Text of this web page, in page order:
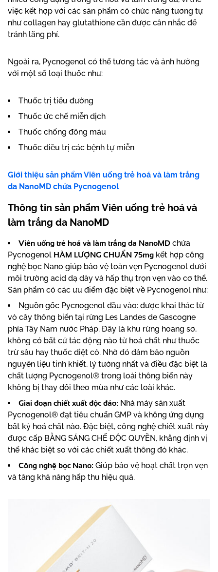
việc kết hợp với các sản phẩm có chức năng tương tự
như collagen hay glutathione cần được cân nhắc để
tránh lãng phí.
Ngoài ra, Pycnogenol có thể tương tác và ảnh hưởng
với một số loại thuốc như:
Thuốc trị tiểu đường
Thuốc ức chế miễn dịch
Thuốc chống đông máu
Thuốc điều trị các bệnh tự miễn
Giới thiệu sản phẩm Viên uống trẻ hoá và làm trắng
da NanoMD chứa Pycnogenol
Thông tin sản phẩm Viên uống trẻ hoá và
làm trắng da NanoMD
Viên uống trẻ hoá và làm trắng da NanoMD chứa
Pycnogenol HÀM LƯỢNG CHUẨN 75mg kết hợp công
nghệ bọc Nano giúp bảo vệ toàn vẹn Pycnogenol dưới
môi trường acid dạ dày và hấp thụ trọn vẹn vào cơ thể.
Sản phẩm có các ưu điểm đặc biệt về Pycnogenol như:
Nguồn gốc Pycnogenol đầu vào: được khai thác từ
vỏ cây thông biển tại rừng Les Landes de Gascogne
phía Tây Nam nước Pháp. Đây là khu rừng hoang sơ,
không có bất cứ tác động nào từ hoá chất như thuốc
trừ sâu hay thuốc diệt cỏ. Nhờ đó đảm bảo nguồn
nguyên liệu tinh khiết, lý tưởng nhất và điều đặc biệt là
chất lượng Pycnogenol® trong loài thông biển này
không bị thay đổi theo mùa như các loài khác.
Giai đoạn chiết xuất độc đáo: Nhà máy sản xuất
Pycnogenol® đạt tiêu chuẩn GMP và không ứng dụng
bất kỳ hoá chất nào. Đặc biệt, công nghệ chiết xuất này
được cấp BẰNG SÁNG CHẾ ĐỘC QUYỀN, khẳng định vị
thế khác biệt so với các chiết xuất thông đỏ khác.
Công nghệ bọc Nano: Giúp bảo vệ hoạt chất trọn vẹn
và tăng khả năng hấp thu hiệu quả.